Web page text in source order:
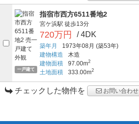
一戸建て
指宿市西方6511番地2
宮ケ浜駅 徒歩13分
720万円 / 4DK
築年月 1973年08月 (築53年)
建物構造
木造
建物面積
97.00m2
土地面積 333.00m2
チェックした物件を お問い合わせ